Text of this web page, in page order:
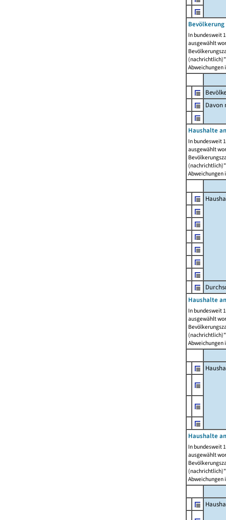
In bundesweit
ausgewählt
Abweichungen
Davon
Haushalte
In bundesweit
ausgewählt
Abweichungen
Haushalte
In bundesweit
ausgewählt
Abweichungen
Haushalte
In bundesweit
ausgewählt
Abweichungen